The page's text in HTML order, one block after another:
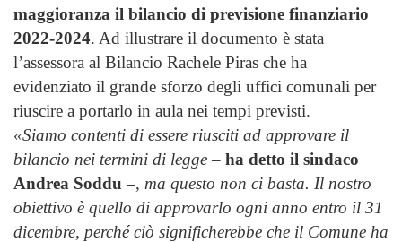
maggioranza il bilancio di previsione finanziario
2022-2024. Ad illustrare il documento è stata
l’assessora al Bilancio Rachele Piras che ha
evidenziato il grande sforzo degli uffici comunali per
riuscire a portarlo in aula nei tempi previsti.
«Siamo contenti di essere riusciti ad approvare il
bilancio nei termini di legge– ha detto il sindaco
Andrea Soddu –, ma questo non ci basta. Il nostro
obiettivo è quello di approvarlo ogni anno entro il 31
dicembre, perché ciò significherebbe che il Comune ha